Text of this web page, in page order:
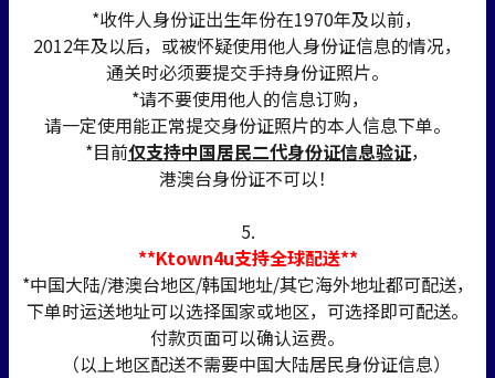
*收件人身份证出生年份在1970年及以前，
2012年及以后，或被怀疑使用他人身份证信息的情况，
通关时必须要提交手持身份证照片。
*请不要使用他人的信息订购，
请一定使用能正常提交身份证照片的本人信息下单。
*目前仅支持中国居民二代身份证信息验证，
港澳台身份证不可以！
5.
**Ktown4u支持全球配送**
*中国大陆/港澳台地区/韩国地址/其它海外地址都可配送，
下单时运送地址可以选择国家或地区，可选择即可配送。
付款页面可以确认运费。
（以上地区配送不需要中国大陆居民身份证信息）